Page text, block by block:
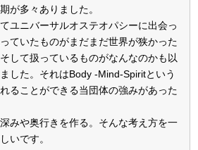
が多々ありました。
ユニバーサルオステオパシーに出会っ
ていたものがまだまだ世界が狭かった
して扱っているものがなんなのかも以
した。それはBody -Mind-Spiritという
ることができる当団体の強みがあった
みや奥行きを作る。そんな考え方を一
いです。